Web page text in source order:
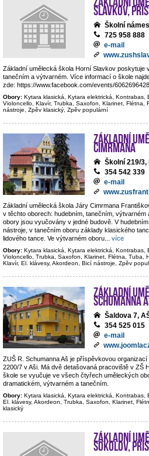
Slavkov,
Školní
725 958 888
e-mail
Základní umělecká škola Horní Slavkov poskytuje
tanečním a výtvarném. Více informací o škole
zde: https://www.facebook.com/events/
Obory: Kytara klasická, Kytara elektrická, Kontrabas,
Violoncello, Klavír, Trubka, Saxofon, Klarinet, Flétna,
nástroje, Zpěv klasický, Zpěv populární
Základní
Cimrmana
Školní 219/3,
354 542 339
e-mail
Základní umělecká škola Járy Cimrmana
v těchto oborech: hudebním, tanečním, výtvarném
obory jsou vyučovány v jedné budově. V
nástroje, v tanečním oboru základy klasického
lidového tance. Ve výtvarném oboru
více
Obory: Kytara klasická, Kytara elektrická, Kontrabas,
Violoncello, Trubka, Saxofon, Klarinet, Flétna, Tuba,
Klavír, El. klávesy, Akordeon, Bicí nástroje, Zpěv
Základní
Schumanna
Šaldova 7,
354 525 015
e-mail
ZUŠ R. Schumanna Aš je příspěvkovou
2200/7 v Aši. Má dvě detašovaná pracoviště v ZŠ
škole se vyučuje ve všech čtyřech uměleckých
dramatickém, výtvarném a tanečním.
Obory: Kytara klasická, Kytara elektrická, Kontrabas,
El. klávesy, Akordeon, Trubka, Saxofon, Klarinet,
klasický
Základní
Sokolov,